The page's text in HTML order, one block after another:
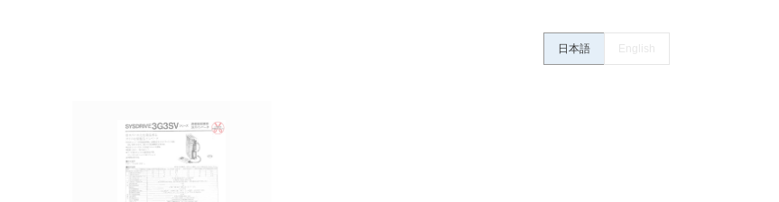
日本語 English